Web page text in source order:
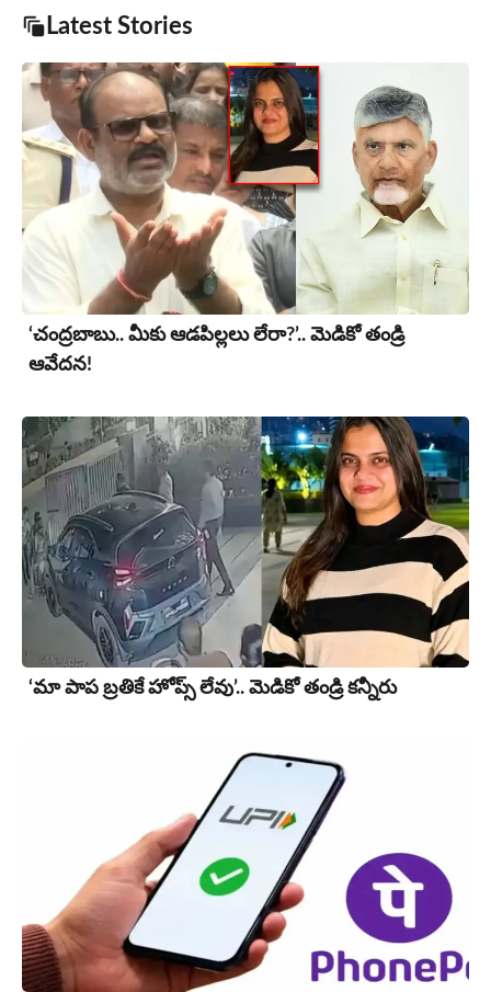
Latest Stories
‘చంద్రబాబు.. మీకు ఆడపిల్లలు లేరా?’.. మెడికో తండ్రి
ఆవేదన!
‘మా పాప బ్రతికే హోప్స్ లేవు’.. మెడికో తండ్రి కన్నీరు